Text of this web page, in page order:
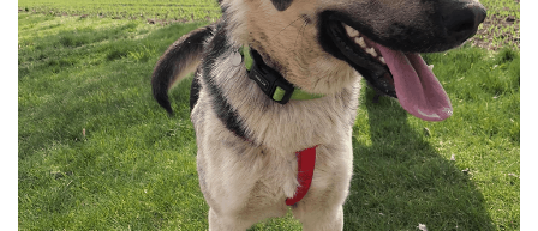
przechodzą kwarantannę, są leczone i mają całą profilaktykę. Są
również sterylizowane i kastrowane. Są socjalizowane czyli
przygotowywane do tego by odnaleźć się w nowej rodzinie. My
bardzo dobrze znamy naszych podopiecznych więc jest nam łatwiej
dopasować psa do rodziny i odwrotnie.